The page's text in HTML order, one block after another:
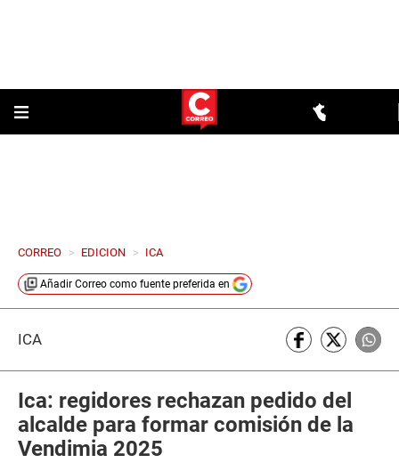
CORREO > EDICION > ICA
Añadir Correo como fuente preferida en
ICA
Ica: regidores rechazan pedido del
alcalde para formar comisión de la
Vendimia 2025